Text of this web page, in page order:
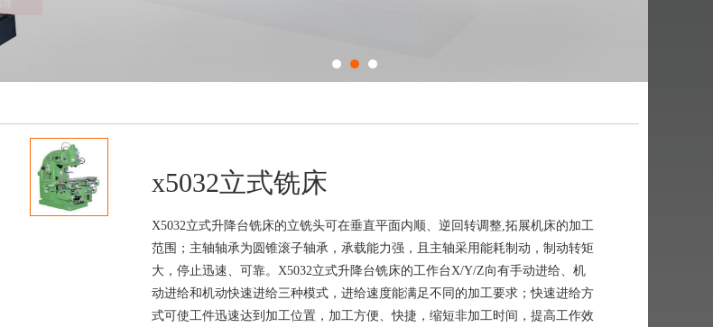
x5032立式铣床
X5032立式升降台铣床的立铣头可在垂直平面内顺、逆回转调整,拓展机床的加工
范围；主轴轴承为圆锥滚子轴承，承载能力强，且主轴采用能耗制动，制动转矩
大，停止迅速、可靠。X5032立式升降台铣床的工作台X/Y/Z向有手动进给、机
动进给和机动快速进给三种模式，进给速度能满足不同的加工要求；快速进给方
式可使工件迅速达到加工位置，加工方便、快捷，缩短非加工时间，提高工作效